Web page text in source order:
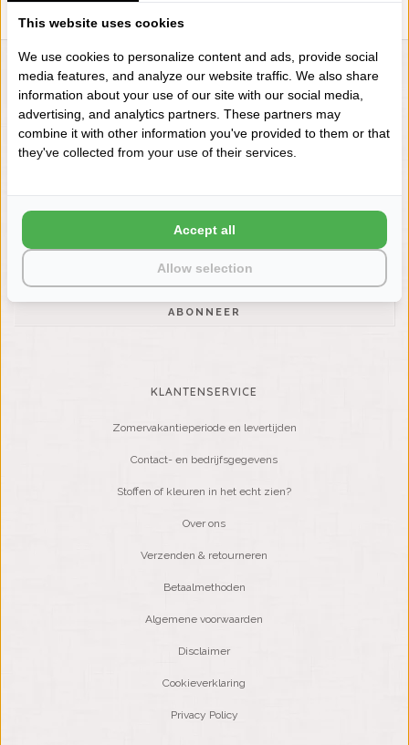
LIENSLINNENWINKEL.NL
VRAGEN? BEL DAN
+31 (0) 575 511817
Word lid van onze mailinglijst:
ABONNEER
KLANTENSERVICE
Zomervakantieperiode en levertijden
Contact- en bedrijfsgegevens
Stoffen of kleuren in het echt zien?
Over ons
Verzenden & retourneren
Betaalmethoden
Algemene voorwaarden
Disclaimer
Cookieverklaring
Privacy Policy
This website uses cookies
We use cookies to personalize content and ads, provide social
media features, and analyze our website traffic. We also share
information about your use of our site with our social media,
advertising, and analytics partners. These partners may
combine it with other information you've provided to them or that
they've collected from your use of their services.
Allow selection
Accept all